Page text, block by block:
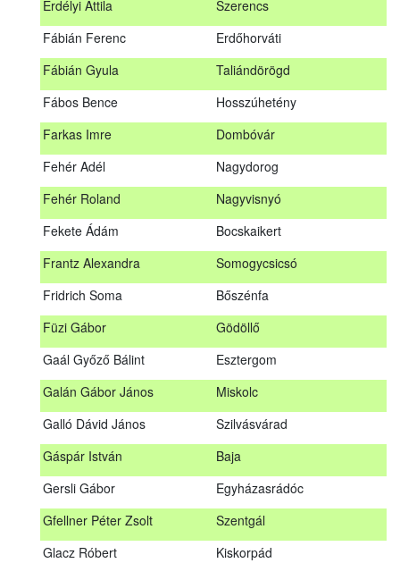
Erdélyi Attila
Szerencs
Fábián Ferenc
Erdőhorváti
Fábián Gyula
Taliándörögd
Fábos Bence
Hosszúhetény
Farkas Imre
Dombóvár
Fehér Adél
Nagydorog
Fehér Roland
Nagyvisnyó
Fekete Ádám
Bocskaikert
Frantz Alexandra
Somogycsicsó
Fridrich Soma
Bőszénfa
Füzi Gábor
Gödöllő
Gaál Győző Bálint
Esztergom
Galán Gábor János
Miskolc
Galló Dávid János
Szilvásvárad
Gáspár István
Baja
Gersli Gábor
Egyházasrádóc
Gfellner Péter Zsolt
Szentgál
Glacz Róbert
Kiskorpád
Cserményiné Váradi Melinda
Csók Péter
Budapest 16. ker.
Daraboshegy
Erdőhorváti
Taliándörögd
Dombóvár
Fekete Ádám
Bocskaikert
Gaál Győző Bálint
Esztergom
Miskolc
Szilvásvárad